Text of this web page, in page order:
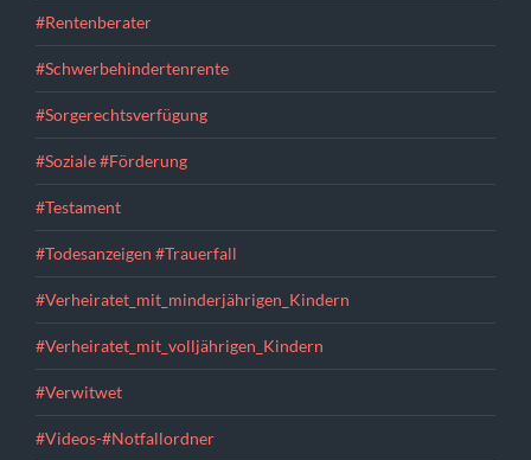
#Rentenberater
#Schwerbehindertenrente
#Sorgerechtsverfügung
#Soziale #Förderung
#Testament
#Todesanzeigen #Trauerfall
#Verheiratet_mit_minderjährigen_Kindern
#Verheiratet_mit_volljährigen_Kindern
#Verwitwet
#Videos-#Notfallordner